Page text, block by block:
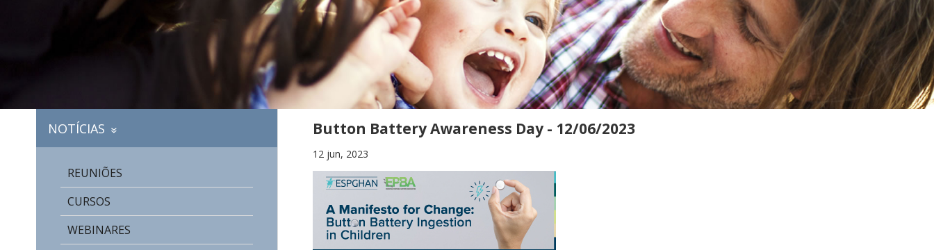
NOTÍCIAS »
REUNIÕES
CURSOS
WEBINARES
Button Battery Awareness Day - 12/06/2023
12 jun, 2023